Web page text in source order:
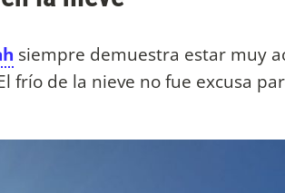
siempre demuestra estar muy
frío de la nieve no fue excusa